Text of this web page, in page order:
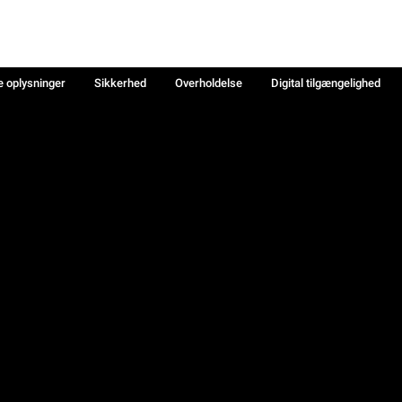
oplysninger Sikkerhed Overholdelse
Digital tilgængelighed